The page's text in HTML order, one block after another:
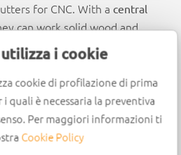
i cookie
cookie di profilazione di prima
quali è necessaria la preventiva
Per maggiori informazioni ti
Cookie Policy
for CNC. With a central
can work solid wood and
materials and plastic
in tungsten carbide (HW)